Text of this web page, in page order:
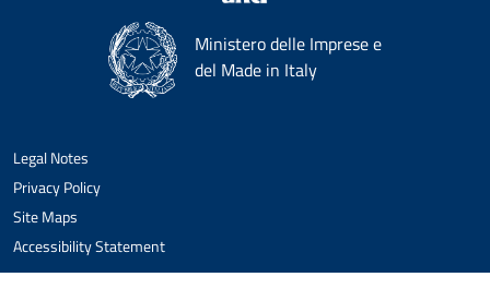
Ministero delle Imprese e
del Made in Italy
Legal Notes
Privacy Policy
Site Maps
Accessibility Statement